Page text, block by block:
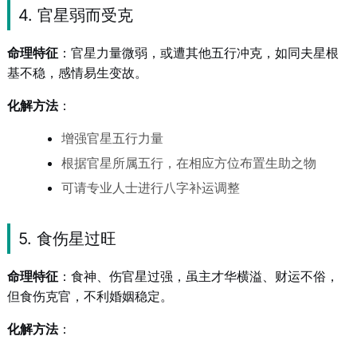
4. 官星弱而受克
命理特征：官星力量微弱，或遭其他五行冲克，如同夫星根
基不稳，感情易生变故。
化解方法：
增强官星五行力量
根据官星所属五行，在相应方位布置生助之物
可请专业人士进行八字补运调整
5. 食伤星过旺
命理特征：食神、伤官星过强，虽主才华横溢、财运不俗，
但食伤克官，不利婚姻稳定。
化解方法：